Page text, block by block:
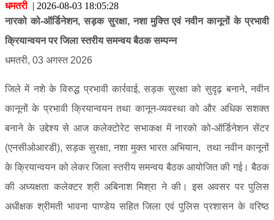
धमतरी| 2026-08-03 18:05:28
नारको को-ऑर्डिनेशन, सड़क सुरक्षा, नशा मुक्ति एवं नवीन कानूनों के प्रभावी
क्रियान्वयन पर जिला स्तरीय समन्वय बैठक सम्पन्न
धमतरी, 03 अगस्त 2026
जिले में नशे के विरुद्ध प्रभावी कार्रवाई, सड़क सुरक्षा को सुदृढ़ बनाने, नवीन
कानूनों के प्रभावी क्रियान्वयन तथा कानून-व्यवस्था को और अधिक सशक्त
बनाने के उद्देश्य से आज कलेक्टोरेट सभाकक्ष में नारको को-ऑर्डिनेशन सेंटर
(एनसीओआरडी), सड़क सुरक्षा, नशा मुक्त भारत अभियान, तथा नवीन कानूनों
के क्रियान्वयन को लेकर जिला स्तरीय समन्वय बैठक आयोजित की गई। बैठक
की अध्यक्षता कलेक्टर श्री अबिनाश मिश्रा ने की। इस अवसर पर पुलिस
अधीक्षक श्रीमती भावना पाण्डेय सहित जिला एवं पुलिस प्रशासन के वरिष्ठ